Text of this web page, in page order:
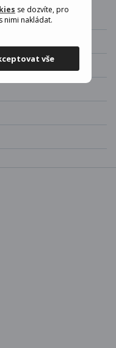
se dozvíte, pro
nimi nakládat.
vše
38 cm